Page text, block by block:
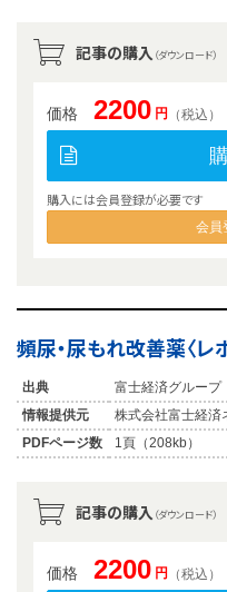
記事の購入 （ダウンロード）
価格 2200 円 （税込）
購入には会員登録が必要です
会員
頻尿・尿もれ改善薬〈レ
出典
富士経済グループ
情報提供元
株式会社富士経済
PDFページ数
1頁（208kb）
記事の購入 （ダウンロード）
価格 2200 円 （税込）